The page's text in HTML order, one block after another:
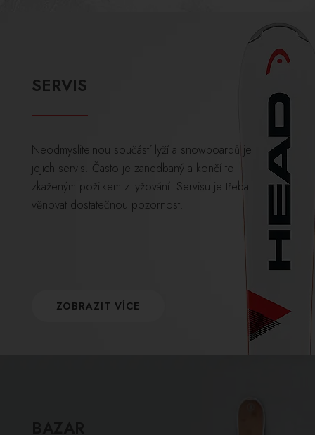
SERVIS
Neodmyslitelnou součástí lyží a snowboardů je
jejich servis. Často je zanedbaný a končí to
zkaženým požitkem z lyžování. Servisu je třeba
věnovat dostatečnou pozornost.
ZOBRAZIT VÍCE